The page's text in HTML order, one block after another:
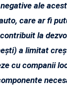
ale
care ar fi
la
a limitat
cu companii